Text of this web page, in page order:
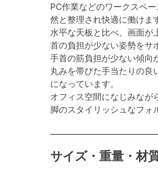
PC作業などのワークスペ
然と整理され快適に働けま
水平な天板と比べ、画面が
首の負担が少ない姿勢をサ
手首の筋負担が少ない傾向
丸みを帯びた手当たりの良
になっています。
オフィス空間になじみなが
脚のスタイリッシュなフォ
サイズ・重量・材